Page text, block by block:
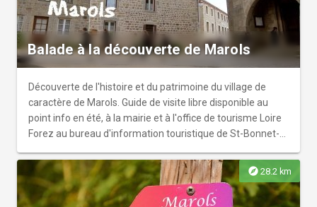
Balade à la découverte de Marols
Découverte de l'histoire et du patrimoine du village de
caractère de Marols. Guide de visite libre disponible au
point info en été, à la mairie et à l'office de tourisme Loire
Forez au bureau d'information touristique de St-Bonnet-
explore 28.2 km